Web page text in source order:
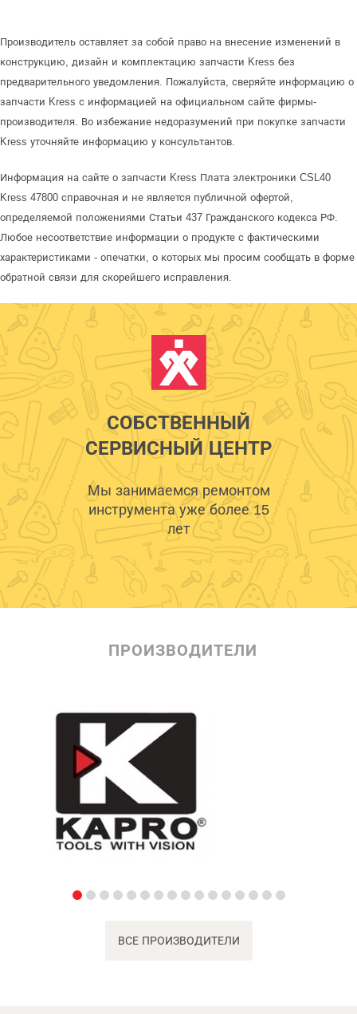
Производитель оставляет за собой право на внесение изменений в
конструкцию, дизайн и комплектацию запчасти Kress без
предварительного уведомления. Пожалуйста, сверяйте информацию о
запчасти Kress с информацией на официальном сайте фирмы-
производителя. Во избежание недоразумений при покупке запчасти
Kress уточняйте информацию у консультантов.
Информация на сайте о запчасти Kress Плата электроники CSL40
Kress 47800 справочная и не является публичной офертой,
определяемой положениями Статьи 437 Гражданского кодекса РФ.
Любое несоответствие информации о продукте с фактическими
характеристиками - опечатки, о которых мы просим сообщать в форме
обратной связи для скорейшего исправления.
СОБСТВЕННЫЙ
СЕРВИСНЫЙ ЦЕНТР
Мы занимаемся ремонтом
инструмента уже более 15
лет
ПРОИЗВОДИТЕЛИ
ВСЕ ПРОИЗВОДИТЕЛИ